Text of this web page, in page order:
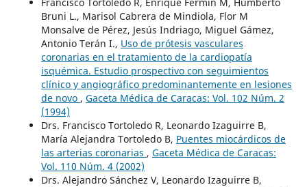
Bruni L., Marisol Cabrera de Mindiola, Flor M
Monsalve de Pérez, Jesús Indriago, Miguel Gámez,
Antonio Terán I., Uso de prótesis vasculares
coronarias en el tratamiento de la cardiopatía
isquémica. Estudio prospectivo con seguimientos
clínico y angiográfico predominantemente en lesiones
de novo , Gaceta Médica de Caracas: Vol. 102 Núm. 2
(1994)
Drs. Francisco Tortoledo R, Leonardo Izaguirre B,
María Alejandra Tortoledo B, Puentes miocárdicos de
las arterias coronarias , Gaceta Médica de Caracas:
Vol. 110 Núm. 4 (2002)
Drs. Alejandro Sánchez V, Leonardo Izaguirre B,